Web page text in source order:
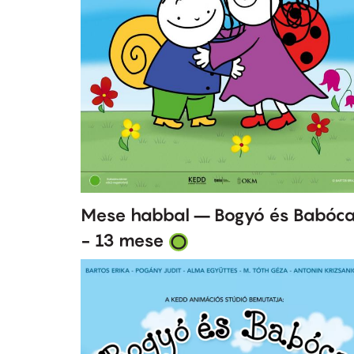
Mese habbal – Bogyó és
- 13 mese